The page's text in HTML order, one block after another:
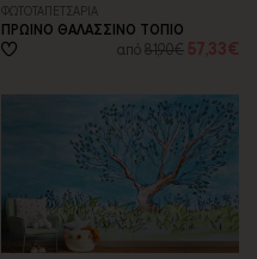
ΦΩΤΟΤΑΠΕΤΣΑΡΙA
ΠΡΩΙΝΟ ΘΑΛΑΣΣΙΝΟ ΤΟΠΙΟ
από81,90€ 57,33€